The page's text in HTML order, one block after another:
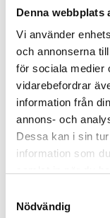
Denna webbplats
Vi använder
och annonserna
för sociala medier
vidarebefordrar
information från
annons- och
Dessa kan i sin
information som
Nödvändig
Enlighten &
3D-printad i EU
Färg Vit
367 kr
489 kr
KÖP